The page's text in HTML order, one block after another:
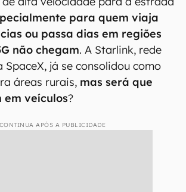
para quem viaja
ou passa dias em regiões
não chegam. A Starlink, rede
SpaceX, já se consolidou como
áreas rurais, mas será que
em veículos?
CONTINUA APÓS A PUBLICIDADE